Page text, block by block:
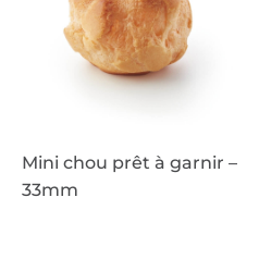
Mini chou prêt à garnir –
33mm